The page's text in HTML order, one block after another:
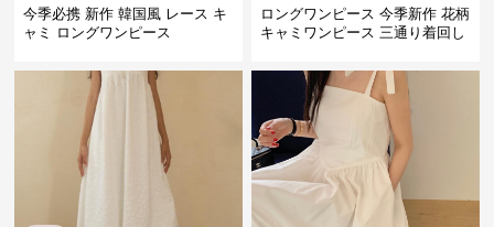
今季必携 新作 韓国風 レース キ
ャミ ロングワンピース
ロングワンピース 今季新作 花柄
キャミワンピース 三通り着回し